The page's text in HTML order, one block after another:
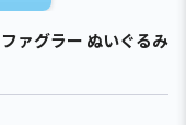
ァグラー ぬいぐるみ